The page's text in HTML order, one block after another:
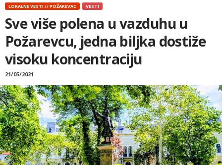
LOKALNE VESTI // POŽAREVAC VESTI
Sve više polena u vazduhu u
Požarevcu, jedna biljka dostiže
visoku koncentraciju
21/05/2021